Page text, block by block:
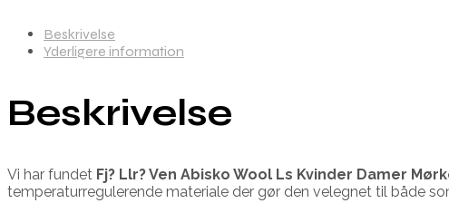
Beskrivelse
Yderligere information
Beskrivelse
Vi har fundet Fj? Llr? Ven Abisko Wool Ls Kvinder Damer
temperaturregulerende materiale der gør den velegnet til både